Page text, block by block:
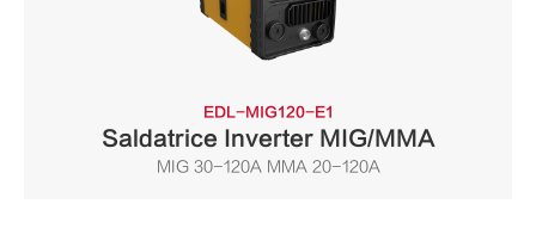
EDL-MIG120-E1
Saldatrice Inverter MIG/MMA
MIG 30-120A MMA 20-120A